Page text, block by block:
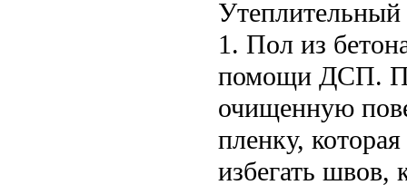
Утеплительный
1. Пол из
помощи ДСП.
очищенную
пленку,
избегать